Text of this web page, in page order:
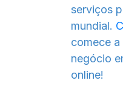
serviços
mundial.
comece
negócio
online!